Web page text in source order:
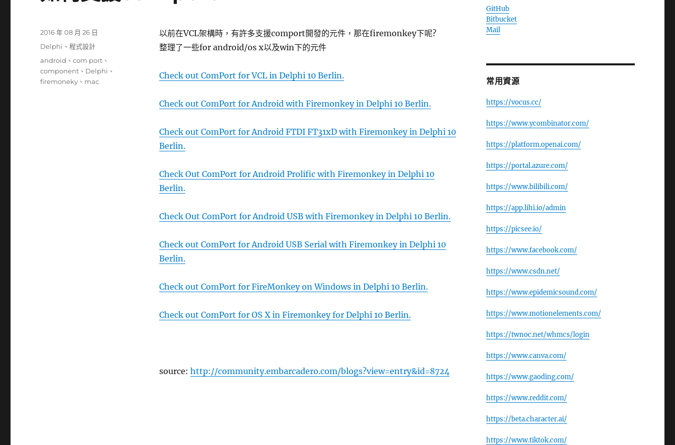
以前在VCL架構時，有許多支援comport開發的元件，那在firemonkey下呢?
整理了一些for android/os x以及win下的元件
Check out ComPort for VCL in Delphi 10 Berlin.
Check out ComPort for Android with Firemonkey in Delphi 10 Berlin.
Check out ComPort for Android FTDI FT31xD with Firemonkey in Delphi 10
Berlin.
Check Out ComPort for Android Prolific with Firemonkey in Delphi 10
Berlin.
Check Out ComPort for Android USB with Firemonkey in Delphi 10 Berlin.
Check out ComPort for Android USB Serial with Firemonkey in Delphi 10
Berlin.
Check out ComPort for FireMonkey on Windows in Delphi 10 Berlin.
Check out ComPort for OS X in Firemonkey for Delphi 10 Berlin.
source: http://community.embarcadero.com/blogs?view=entry&id=8724
發
期:
2016 年 08 月 26 日
分
Delphi 、程式設計
標
籤
android 、com port 、
component 、 Delphi 、
firemoneky 、 mac
GitHub
Bitbucket
Mail
常用資源
https://vocus.cc/
https://www.ycombinator.com/
https://platform.openai.com/
https://portal.azure.com/
https://www.bilibili.com/
https://app.lihi.io/admin
https://picsee.io/
https://www.facebook.com/
https://www.csdn.net/
https://www.epidemicsound.com/
https://www.motionelements.com/
https://twnoc.net/whmcs/login
https://www.canva.com/
https://www.gaoding.com/
https://www.reddit.com/
https://beta.character.ai/
https://www.tiktok.com/